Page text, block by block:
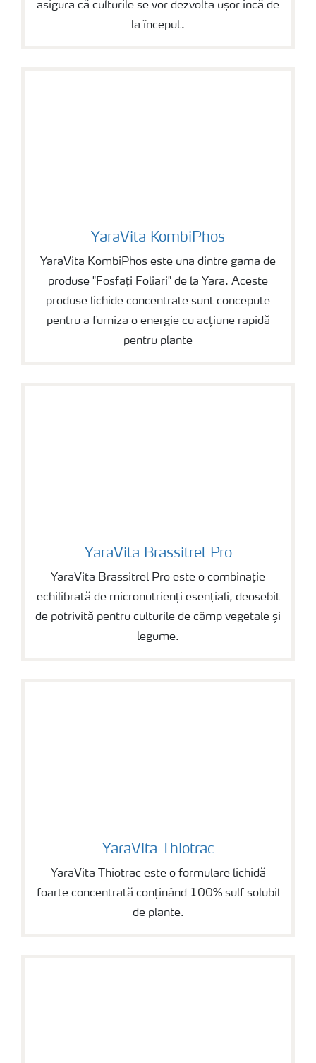
asigura că culturile se vor dezvolta ușor încă de
la început.
YaraVita KombiPhos
YaraVita KombiPhos este una dintre gama de
produse "Fosfați Foliari" de la Yara. Aceste
produse lichide concentrate sunt concepute
pentru a furniza o energie cu acțiune rapidă
pentru plante
YaraVita Brassitrel Pro
YaraVita Brassitrel Pro este o combinație
echilibrată de micronutrienți esențiali, deosebit
de potrivită pentru culturile de câmp vegetale și
legume.
YaraVita Thiotrac
YaraVita Thiotrac este o formulare lichidă
foarte concentrată conținând 100% sulf solubil
de plante.